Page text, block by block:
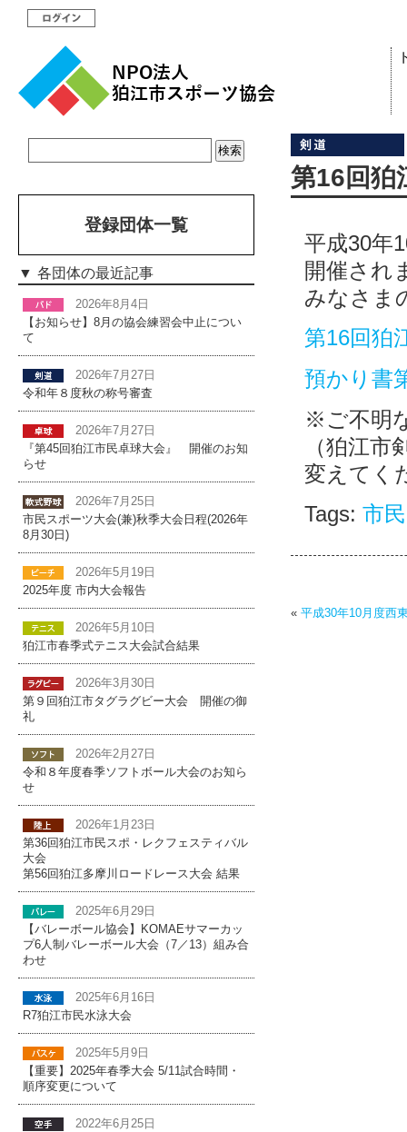
第16回狛
平成30年
開催され
みなさま
第16回狛
預かり書
※ご不明
（狛江
変えてく
Tags: 市
« 平成30年10月度西
登録団体一覧
各団体の最近記事
2026年8月4日
【お知らせ】8月の協会練習会中止につい
て
2026年7月27日
令和年８度秋の称号審査
2026年7月27日
『第45回狛江市民卓球大会』 開催のお知
らせ
2026年7月25日
市民スポーツ大会(兼)秋季大会日程(2026年
8月30日)
2026年5月19日
2025年度 市内大会報告
2026年5月10日
狛江市春季式テニス大会試合結果
2026年3月30日
第９回狛江市タグラグビー大会 開催の御
礼
2026年2月27日
令和８年度春季ソフトボール大会のお知ら
せ
2026年1月23日
第36回狛江市民スポ・レクフェスティバル
大会
第56回狛江多摩川ロードレース大会 結果
2025年6月29日
【バレーボール協会】KOMAEサマーカッ
プ6人制バレーボール大会（7／13）組み合
わせ
2025年6月16日
R7狛江市民水泳大会
2025年5月9日
【重要】2025年春季大会 5/11試合時間・
順序変更について
2022年6月25日